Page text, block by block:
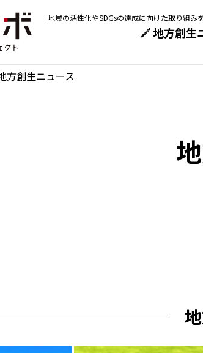
地域の活性化やSDGsの達成に向けた取り組み
地方創生
方創生ニュース